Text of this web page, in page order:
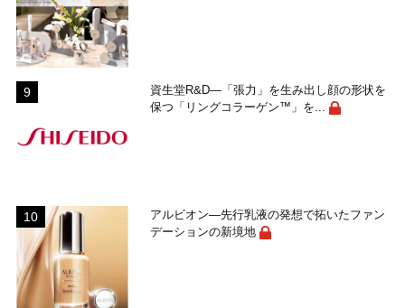
資生堂R&D―「張力」を生み出し顔の形状を
保つ「リングコラーゲン™」を...
アルビオン―先行乳液の発想で拓いたファン
デーションの新境地